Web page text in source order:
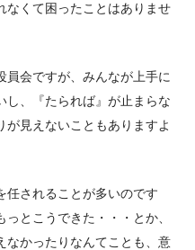
なくて困ったことはありませ
員会ですが、みんなが上手に
し、『たられば』が止まらな
が見えないこともありますよ
任されることが多いのです
っとこうできた ・・・とか、
なかったり なんてことも、意